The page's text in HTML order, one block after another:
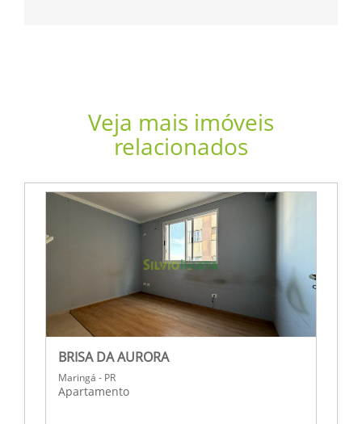
Veja mais imóveis
relacionados
BRISA DA AURORA
Maringá - PR
Apartamento